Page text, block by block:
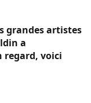
grandes artistes
a
regard, voici